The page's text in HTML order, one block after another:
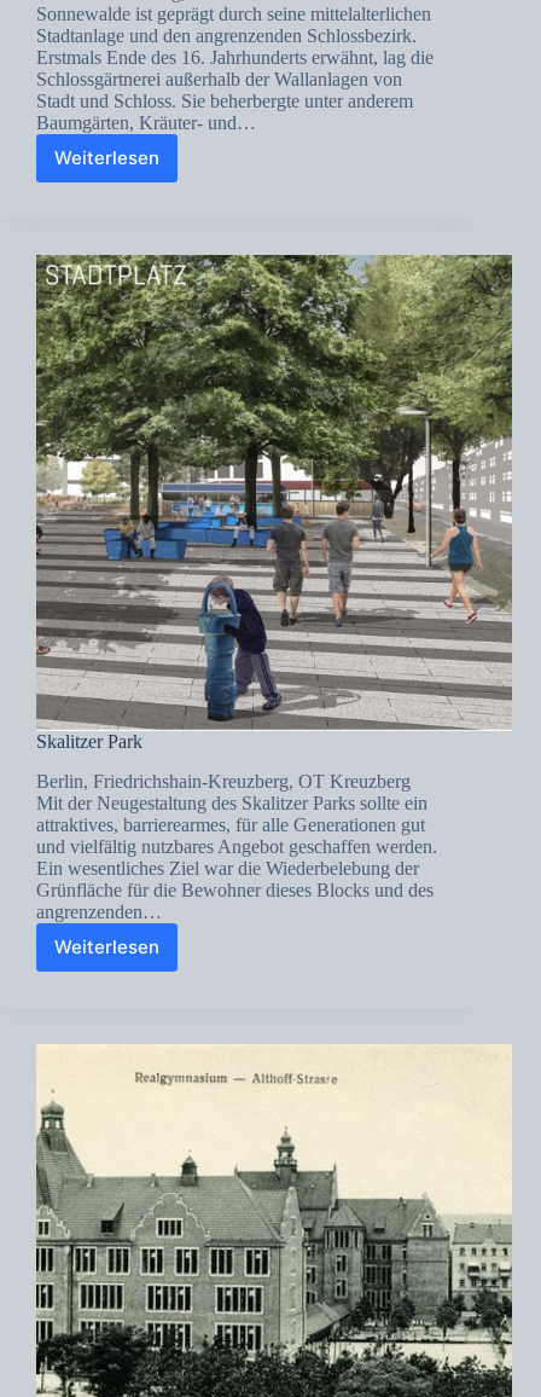
Sonnewalde ist geprägt durch seine mittelalterlichen
Stadtanlage und den angrenzenden Schlossbezirk.
Erstmals Ende des 16. Jahrhunderts erwähnt, lag die
Schlossgärtnerei außerhalb der Wallanlagen von
Stadt und Schloss. Sie beherbergte unter anderem
Baumgärten, Kräuter- und…
Weiterlesen
Sonnewalde
Skalitzer Park
Berlin, Friedrichshain-Kreuzberg, OT Kreuzberg
Mit der Neugestaltung des Skalitzer Parks sollte ein
attraktives, barrierearmes, für alle Generationen gut
und vielfältig nutzbares Angebot geschaffen werden.
Ein wesentliches Ziel war die Wiederbelebung der
Grünfläche für die Bewohner dieses Blocks und des
angrenzenden…
Weiterlesen
Skalitzer